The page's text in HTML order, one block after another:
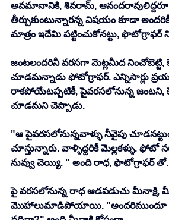
అవమానానికి, శివరామ్, ఆనందరావులిద్దరూ
తీర్చుకుంటున్నారన్న విషయం కూడా
మాత్రం ఇదేమి పట్టించుకోనట్టు, ఫొటోగ్రాఫర్
జంటలందరినీ వరసగా మెట్లమీద నించోబెట్టి,
చూడమన్నాడు ఫోటోగ్రాఫర్. ఎన్నిసార్లు
రాకపోయేటప్పటికీ, పైవరసలోనున్న జంటని,
చూడమని చెప్పాడు.
"ఆ పైవరసలోనున్నవాళ్ళు నీవైపు
చూస్తున్నారు. వాళ్ళిద్దరికీ మెల్లకళ్ళు. ఫోటో
నువ్వు చెయ్యి. " అంది రాధ, ఫొటోగ్రాఫర్ తో.
పై వరసలోనున్న రాధ ఆడపడుచు మీనాక్షి,
మొహాలుమాడిపోయాయి. "అందరిముందూ